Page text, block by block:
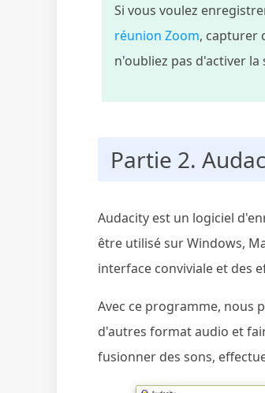
Si vous voulez
réunion Zoom, capturer
n'oubliez pas d'activer
Partie 2.
Audacity est un logiciel
être utilisé sur Windows,
interface conviviale et des
Avec ce programme, nous
d'autres format audio et
fusionner des sons,